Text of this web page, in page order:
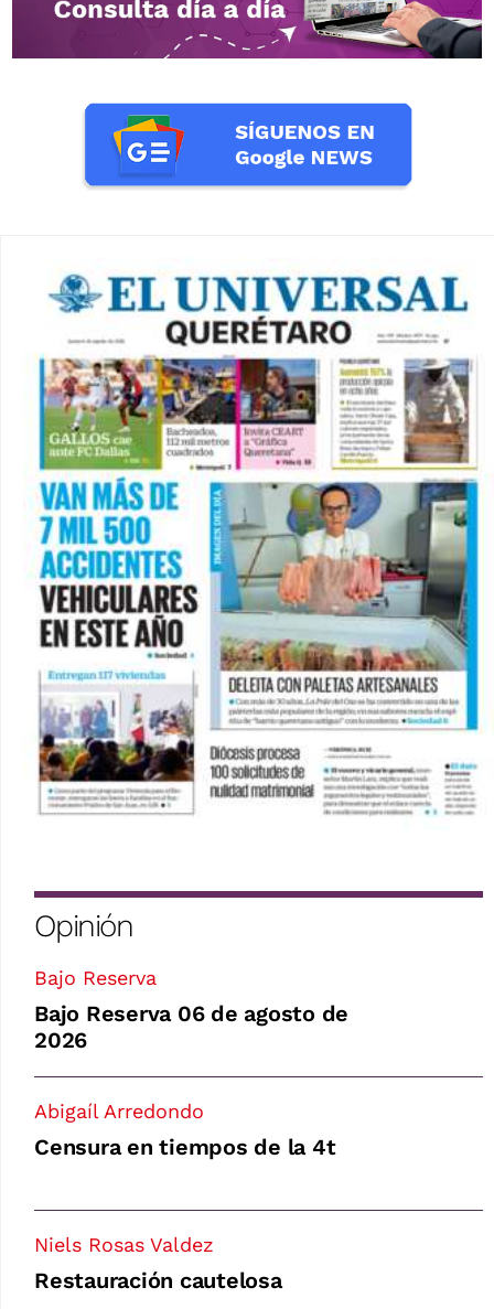
Opinión
Bajo Reserva
Bajo Reserva 06 de agosto de
2026
Abigaíl Arredondo
Censura en tiempos de la 4t
Niels Rosas Valdez
Restauración cautelosa